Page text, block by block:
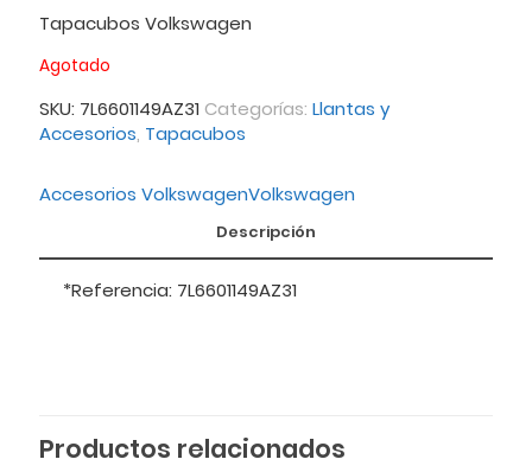
Tapacubos Volkswagen
Agotado
SKU: 7L6601149AZ31 Categorías: Llantas y
Accesorios, Tapacubos
Accesorios VolkswagenVolkswagen
Descripción
*Referencia: 7L6601149AZ31
Productos relacionados